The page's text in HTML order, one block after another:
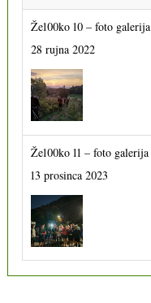
Že100ko 10 – foto galerija
28 rujna 2022
Že100ko 11 – foto galerija
13 prosinca 2023